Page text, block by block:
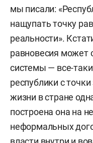
мы писали:
нащупать точку
реальности».
равновесия может
системы — все-
республики с
жизни в стране
построена она на
неформальных